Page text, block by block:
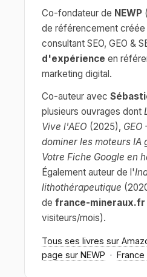
Co-fondateur de NEWP
de référencement créée
consultant SEO, GEO &
d'expérience en
marketing digital.
Co-auteur avec
plusieurs ouvrages dont
Vive l'AEO (2025),
dominer les moteurs IA
Votre Fiche Google en
Également auteur de l'
lithothérapeutique
de france-mineraux.fr
visiteurs/mois).
Tous ses livres sur
page sur NEWP · France